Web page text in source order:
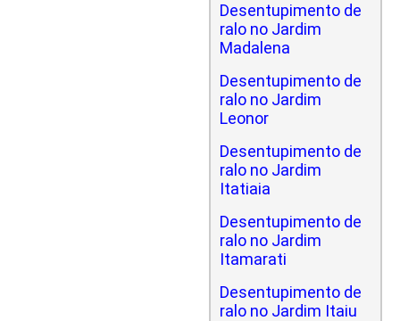
Desentupimento de
ralo no Jardim
Madalena
Desentupimento de
ralo no Jardim
Leonor
Desentupimento de
ralo no Jardim
Itatiaia
Desentupimento de
ralo no Jardim
Itamarati
Desentupimento de
ralo no Jardim Itaiu